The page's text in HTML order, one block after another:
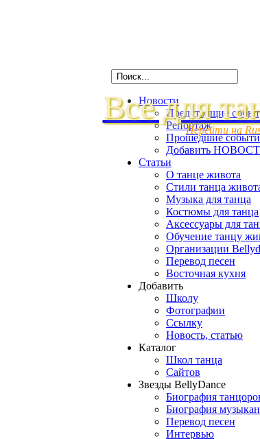
Все для
Перейти на
Новости
Предстоящие
Репортаж
Прошедшие
Добавить
Статьи
О танце живота
Стили танца
Музыка для танца
Костюмы для танца
Аксессуары для
Обучение танцу
Организации
Перевод песен
Восточная кухня
Добавить
Школу
Фотографии
Ссылку
Новость, статью
Каталог
Школ танца
Сайтов
Звезды BellyDance
Биография
Биография
Перевод песен
Интервью